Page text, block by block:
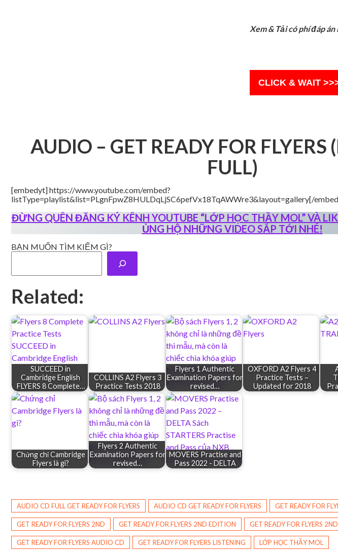
Xem & Tải có phí đáp án
CLICK & WAIT
AUDIO – GET READY FOR FLYERS
FULL)
[embedyt] https://www.youtube.com/embed?
listType=playlist&list=PLgnFpwZ8HULDqLjSC6pefVx18TqAWWre3&layout=gallery[/
ĐỪNG QUÊN ĐĂNG KÝ KÊNH YOUTUBE “LỚP HỌC THẦY MOL” VÀ
ỦNG HỘ NHỮNG VIDEO SẮP TỚI NHÉ!
BẠN MUỐN TÌM KIẾM GÌ?
Related:
SUCCEED in
Cambridge English
FLYERS 8 Complete…
COLLINS A2 Flyers 3
Practice Tests 2018
Flyers 1 Authentic
Examination Papers for
revised…
OXFORD A2 Flyers 4
Practice Tests –
Updated for 2018
Chứng chỉ Cambridge
Flyers là gì?
Flyers 2 Authentic
Examination Papers for
revised…
MOVERS Practise and
Pass 2022 - DELTA
AUDIO CD FULL GET READY FOR FLYERS AUDIO CD GET READY FOR FLYERS GET READY FOR
GET READY FOR FLYERS 2ND GET READY FOR FLYERS 2ND EDITION GET READY FOR FLYERS
GET READY FOR FLYERS AUDIO CD GET READY FOR FLYERS LISTENING LỚP HỌC THẦY MOL